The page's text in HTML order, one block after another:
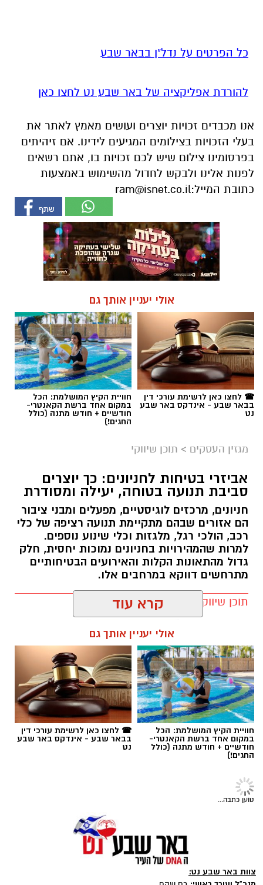
כל הפרטים על נדל"ן בבאר שבע
להורדת אפליקציה של באר שבע נט לחצו כאן
אנו מכבדים זכויות יוצרים ועושים מאמץ לאתר את
בעלי הזכויות בצילומים המגיעים לידינו. אם זיהיתים
בפרסומינו צילום שיש לכם זכויות בו, אתם רשאים
לפנות אלינו ולבקש לחדול מהשימוש באמצעות
כתובת המייל:ram@isnet.co.il
אולי יעניין אותך גם
☎ לחצו כאן לרשימת עורכי דין
בבאר שבע - אינדקס באר שבע
נט
חוויית הקיץ המושלמת: הכל
במקום אחד ברשת הקאנטרי-
חודשיים + חודש מתנה (כולל
החגים!)
מגזין העסקים > תוכן שיווקי
אביזרי בטיחות לחניונים: כך יוצרים
סביבת תנועה בטוחה, יעילה ומסודרת
חניונים, מרכזים לוגיסטיים, מפעלים ומבני ציבור
הם אזורים שבהם מתקיימת תנועה רציפה של כלי
רכב, הולכי רגל, מלגזות וכלי שינוע נוספים.
למרות שהמהירויות בחניונים נמוכות יחסית, חלק
גדול מהתאונות הקלות והאירועים הבטיחותיים
מתרחשים דווקא במרחבים אלו.
תוכן שיווקי / 10:38 09.08.26
תגים:בשיתוף שרפים
קרא עוד
אולי יעניין אותך גם
חוויית הקיץ המושלמת: הכל
במקום אחד ברשת הקאנטרי-
חודשיים + חודש מתנה (כולל
החגים!)
☎ לחצו כאן לרשימת עורכי דין
בבאר שבע - אינדקס באר שבע
נט
טוען כתבה...
צוות באר שבע נט: